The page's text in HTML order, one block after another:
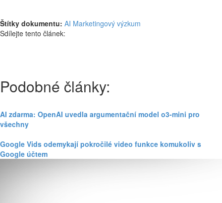
Štítky dokumentu: AI Marketingový výzkum
Sdílejte tento článek:
Podobné články:
AI zdarma: OpenAI uvedla argumentační model o3-mini pro
všechny
Google Vids odemykají pokročilé video funkce komukoliv s
Google účtem